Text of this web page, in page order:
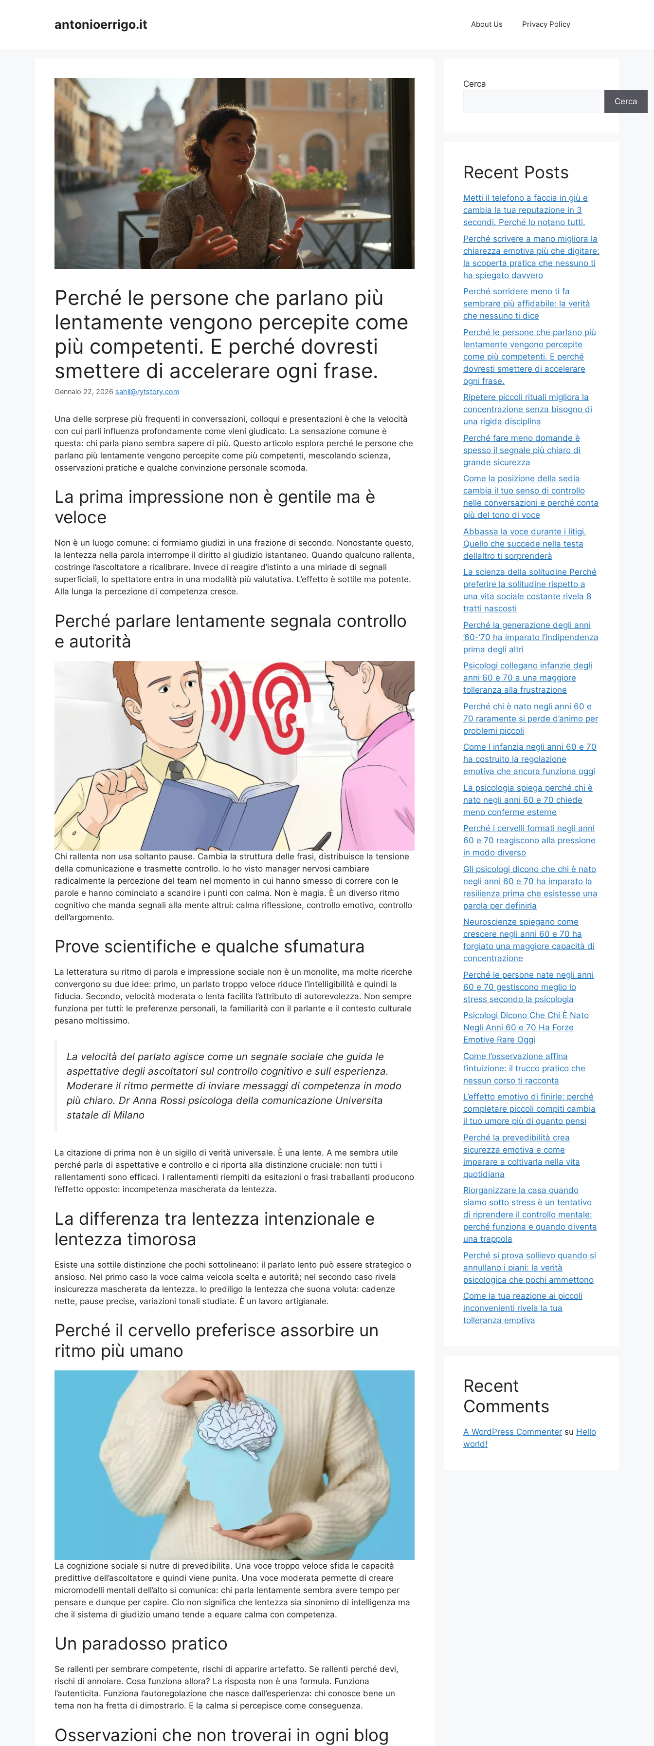
antonioerrigo.it About Us Privacy Policy
Perché le persone che parlano più
lentamente vengono percepite come
più competenti. E perché dovresti
smettere di accelerare ogni frase.
Gennaio 22, 2026 sahil@rytstory.com
Una delle sorprese più frequenti in conversazioni, colloqui e presentazioni è che la velocità
con cui parli influenza profondamente come vieni giudicato. La sensazione comune è
questa: chi parla piano sembra sapere di più. Questo articolo esplora perché le persone che
parlano più lentamente vengono percepite come più competenti, mescolando scienza,
osservazioni pratiche e qualche convinzione personale scomoda.
La prima impressione non è gentile ma è
veloce
Non è un luogo comune: ci formiamo giudizi in una frazione di secondo. Nonostante questo,
la lentezza nella parola interrompe il diritto al giudizio istantaneo. Quando qualcuno rallenta,
costringe l’ascoltatore a ricalibrare. Invece di reagire d’istinto a una miriade di segnali
superficiali, lo spettatore entra in una modalità più valutativa. L’effetto è sottile ma potente.
Alla lunga la percezione di competenza cresce.
Perché parlare lentamente segnala controllo
e autorità
Chi rallenta non usa soltanto pause. Cambia la struttura delle frasi, distribuisce la tensione
della comunicazione e trasmette controllo. Io ho visto manager nervosi cambiare
radicalmente la percezione del team nel momento in cui hanno smesso di correre con le
parole e hanno cominciato a scandire i punti con calma. Non è magia. È un diverso ritmo
cognitivo che manda segnali alla mente altrui: calma riflessione, controllo emotivo, controllo
dell’argomento.
Prove scientifiche e qualche sfumatura
La letteratura su ritmo di parola e impressione sociale non è un monolite, ma molte ricerche
convergono su due idee: primo, un parlato troppo veloce riduce l’intelligibilità e quindi la
fiducia. Secondo, velocità moderata o lenta facilita l’attributo di autorevolezza. Non sempre
funziona per tutti: le preferenze personali, la familiarità con il parlante e il contesto culturale
pesano moltissimo.
La velocità del parlato agisce come un segnale sociale che guida le
aspettative degli ascoltatori sul controllo cognitivo e sull esperienza.
Moderare il ritmo permette di inviare messaggi di competenza in modo
più chiaro. Dr Anna Rossi psicologa della comunicazione Universita
statale di Milano
La citazione di prima non è un sigillo di verità universale. È una lente. A me sembra utile
perché parla di aspettative e controllo e ci riporta alla distinzione cruciale: non tutti i
rallentamenti sono efficaci. I rallentamenti riempiti da esitazioni o frasi traballanti producono
l’effetto opposto: incompetenza mascherata da lentezza.
La differenza tra lentezza intenzionale e
lentezza timorosa
Esiste una sottile distinzione che pochi sottolineano: il parlato lento può essere strategico o
ansioso. Nel primo caso la voce calma veicola scelta e autorità; nel secondo caso rivela
insicurezza mascherata da lentezza. Io prediligo la lentezza che suona voluta: cadenze
nette, pause precise, variazioni tonali studiate. È un lavoro artigianale.
Perché il cervello preferisce assorbire un
ritmo più umano
La cognizione sociale si nutre di prevedibilita. Una voce troppo veloce sfida le capacità
predittive dell’ascoltatore e quindi viene punita. Una voce moderata permette di creare
micromodelli mentali dell’alto si comunica: chi parla lentamente sembra avere tempo per
pensare e dunque per capire. Cio non significa che lentezza sia sinonimo di intelligenza ma
che il sistema di giudizio umano tende a equare calma con competenza.
Un paradosso pratico
Se rallenti per sembrare competente, rischi di apparire artefatto. Se rallenti perché devi,
rischi di annoiare. Cosa funziona allora? La risposta non è una formula. Funziona
l’autenticita. Funziona l’autoregolazione che nasce dall’esperienza: chi conosce bene un
tema non ha fretta di dimostrarlo. E la calma si percepisce come conseguenza.
Osservazioni che non troverai in ogni blog
Cerca
Cerca
Recent Posts
Metti il telefono a faccia in giù e
cambia la tua reputazione in 3
secondi. Perché lo notano tutti.
Perché scrivere a mano migliora la
chiarezza emotiva più che digitare:
la scoperta pratica che nessuno ti
ha spiegato davvero
Perché sorridere meno ti fa
sembrare più affidabile: la verità
che nessuno ti dice
Perché le persone che parlano più
lentamente vengono percepite
come più competenti. E perché
dovresti smettere di accelerare
ogni frase.
Ripetere piccoli rituali migliora la
concentrazione senza bisogno di
una rigida disciplina
Perché fare meno domande è
spesso il segnale più chiaro di
grande sicurezza
Come la posizione della sedia
cambia il tuo senso di controllo
nelle conversazioni e perché conta
più del tono di voce
Abbassa la voce durante i litigi.
Quello che succede nella testa
dellaltro ti sorprenderà
La scienza della solitudine Perché
preferire la solitudine rispetto a
una vita sociale costante rivela 8
tratti nascosti
Perché la generazione degli anni
’60-’70 ha imparato l’indipendenza
prima degli altri
Psicologi collegano infanzie degli
anni 60 e 70 a una maggiore
tolleranza alla frustrazione
Perché chi è nato negli anni 60 e
70 raramente si perde d’animo per
problemi piccoli
Come l infanzia negli anni 60 e 70
ha costruito la regolazione
emotiva che ancora funziona oggi
La psicologia spiega perché chi è
nato negli anni 60 e 70 chiede
meno conferme esterne
Perché i cervelli formati negli anni
60 e 70 reagiscono alla pressione
in modo diverso
Gli psicologi dicono che chi è nato
negli anni 60 e 70 ha imparato la
resilienza prima che esistesse una
parola per definirla
Neuroscienze spiegano come
crescere negli anni 60 e 70 ha
forgiato una maggiore capacità di
concentrazione
Perché le persone nate negli anni
60 e 70 gestiscono meglio lo
stress secondo la psicologia
Psicologi Dicono Che Chi È Nato
Negli Anni 60 e 70 Ha Forze
Emotive Rare Oggi
Come l’osservazione affina
l’intuizione: il trucco pratico che
nessun corso ti racconta
L’effetto emotivo di finirle: perché
completare piccoli compiti cambia
il tuo umore più di quanto pensi
Perché la prevedibilità crea
sicurezza emotiva e come
imparare a coltivarla nella vita
quotidiana
Riorganizzare la casa quando
siamo sotto stress è un tentativo
di riprendere il controllo mentale:
perché funziona e quando diventa
una trappola
Perché si prova sollievo quando si
annullano i piani: la verità
psicologica che pochi ammettono
Come la tua reazione ai piccoli
inconvenienti rivela la tua
tolleranza emotiva
Recent
Comments
A WordPress Commenter su Hello
world!